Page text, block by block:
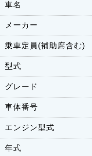
車名
メーカー
乗車定員(補助席含む)
型式
グレード
車体番号
エンジン型式
年式